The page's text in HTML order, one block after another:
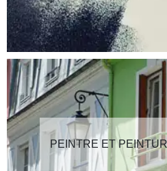
PEINTRE ET